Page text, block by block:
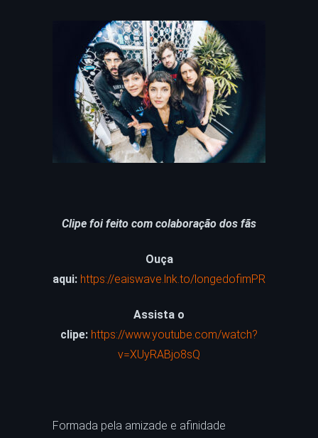
Clipe foi feito com colaboração dos fãs
Ouça
aqui: https://eaiswave.lnk.to/longedofimPR
Assista o
clipe: https://www.youtube.com/watch?
v=XUyRABjo8sQ
Formada pela amizade e afinidade